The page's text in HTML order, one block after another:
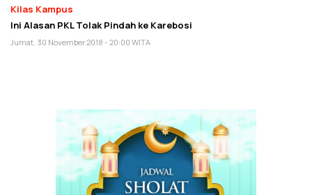
Kilas Kampus
Ini Alasan PKL Tolak Pindah ke Karebosi
Jumat, 30 November 2018 - 20:00 WITA